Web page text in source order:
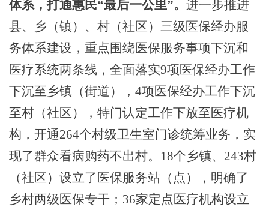
体系，打通惠民“最后一公里”。 进一步推进
县、乡（镇）、村（社区）三级医保经办服
务体系建设，重点围绕医保服务事项下沉和
医疗系统两条线，全面落实9项医保经办工作
下沉至乡镇（街道），4项医保经办工作下沉
至村（社区），特门认定工作下放至医疗机
构，开通264个村级卫生室门诊统筹业务，实
现了群众看病购药不出村。18个乡镇、243村
（社区）设立了医保服务站（点），明确了
乡村两级医保专干；36家定点医疗机构设立